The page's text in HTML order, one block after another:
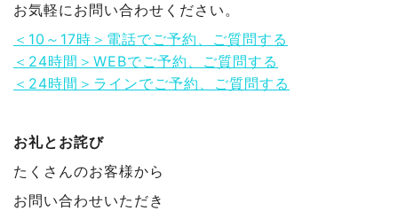
お気軽にお問い合わせください。
＜10～17時＞電話でご予約、ご質問する
＜24時間＞WEBでご予約、ご質問する
＜24時間＞ラインでご予約、ご質問する
お礼とお詫び
たくさんのお客様から
お問い合わせいただき